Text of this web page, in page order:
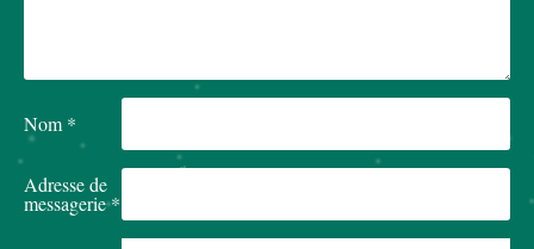
Nom *
Adresse de
messagerie*